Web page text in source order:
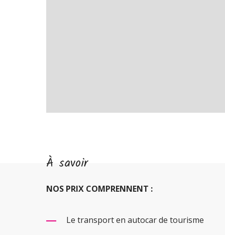
À savoir
NOS PRIX COMPRENNENT :
Le transport en autocar de tourisme